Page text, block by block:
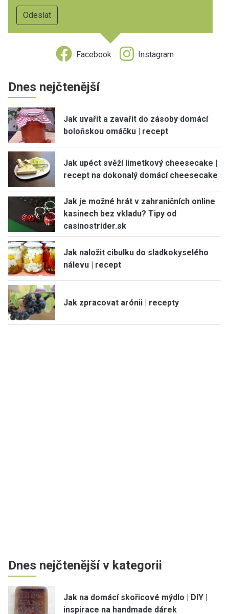
Facebook Instagram
Dnes nejčtenější
Jak uvařit a zavařit do zásoby domácí
boloňskou omáčku | recept
Jak upéct svěží limetkový cheesecake |
recept na dokonalý domácí cheesecake
Jak je možné hrát v zahraničních online
kasinech bez vkladu? Tipy od
casinostrider.sk
Jak naložit cibulku do sladkokyselého
nálevu | recept
Jak zpracovat arónii | recepty
Dnes nejčtenější v kategorii
Jak na domácí skořicové mýdlo | DIY |
inspirace na handmade dárek